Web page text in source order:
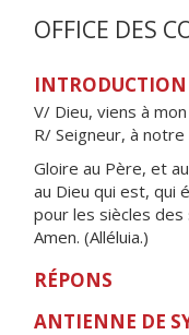
OFFICE DES
INTRODUCTION
V/ Dieu, viens à
R/ Seigneur, à notre
Gloire au Père, et
au Dieu qui est, qui
pour les siècles des
Amen. (Alléluia.)
RÉPONS
ANTIENNE DE